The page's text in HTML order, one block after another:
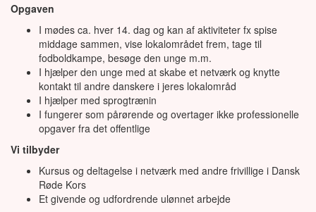
Opgaven
I mødes ca. hver 14. dag og kan af aktiviteter fx spise
middage sammen, vise lokalområdet frem, tage til
fodboldkampe, besøge den unge m.m.
I hjælper den unge med at skabe et netværk og knytte
kontakt til andre danskere i jeres lokalområd
I hjælper med sprogtrænin
I fungerer som pårørende og overtager ikke professionelle
opgaver fra det offentlige
Vi tilbyder
Kursus og deltagelse i netværk med andre frivillige i Dansk
Røde Kors
Et givende og udfordrende ulønnet arbejde